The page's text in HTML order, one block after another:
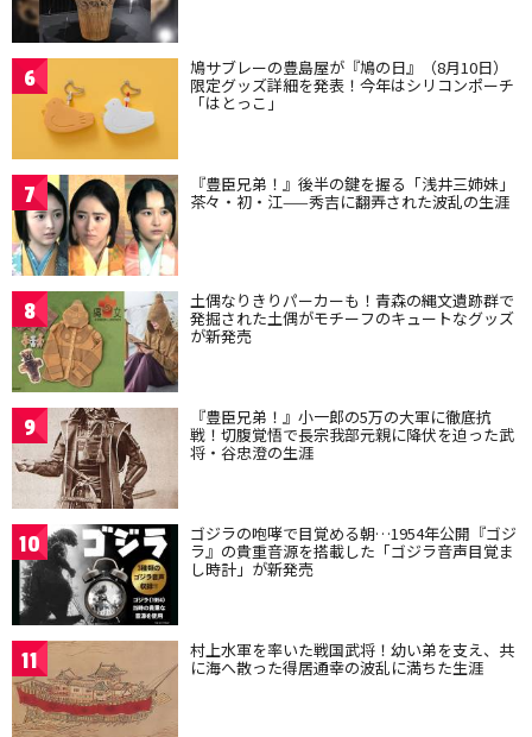
6 鳩サブレーの豊島屋が『鳩の日』（8月10日）
限定グッズ詳細を発表！今年はシリコンポーチ
「はとっこ」
7 『豊臣兄弟！』後半の鍵を握る「浅井三姉妹」
茶々・初・江——秀吉に翻弄された波乱の生涯
8 土偶なりきりパーカーも！青森の縄文遺跡群で
発掘された土偶がモチーフのキュートなグッズ
が新発売
9 『豊臣兄弟！』小一郎の5万の大軍に徹底抗
戦！切腹覚悟で長宗我部元親に降伏を迫った武
将・谷忠澄の生涯
10 ゴジラの咆哮で目覚める朝…1954年公開『ゴジ
ラ』の貴重音源を搭載した「ゴジラ音声目覚ま
し時計」が新発売
11 村上水軍を率いた戦国武将！幼い弟を支え、共
に海へ散った得居通幸の波乱に満ちた生涯